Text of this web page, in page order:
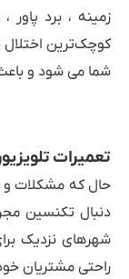
کوچک‌ترین
شما می شود و
تعمیرات
حال که مشکلات و
دنبال تکنسین
شهرهای نزدیک
راحتی مشتریان